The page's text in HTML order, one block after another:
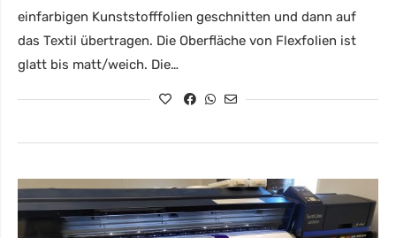
einfarbigen Kunststofffolien geschnitten und dann auf
das Textil übertragen. Die Oberfläche von Flexfolien ist
glatt bis matt/weich. Die…